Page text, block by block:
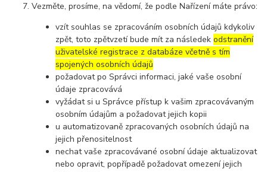
Vezměte, prosíme, na vědomí, že podle Nařízení máte právo:
vzít souhlas se zpracováním osobních údajů kdykoliv
zpět, toto zpětvzetí bude mít za následekodstranění
uživatelské registrace z databáze včetně s tím
spojených osobních údajů
požadovat po Správci informaci, jaké vaše osobní
údaje zpracovává
vyžádat si u Správce přístup k vašim zpracovávaným
osobním údajům a požadovat jejich kopii
u automatizovaně zpracovaných osobních údajů na
jejich přenositelnost
nechat vaše zpracovávané osobní údaje aktualizovat
nebo opravit, popřípadě požadovat omezení jejich